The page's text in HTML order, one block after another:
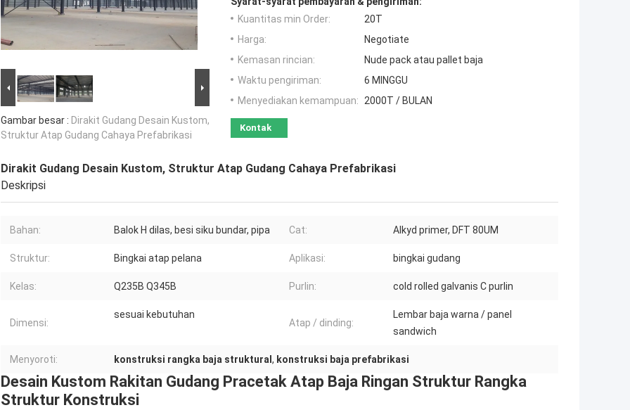
Gambar besar : Dirakit Gudang Desain Kustom,
Struktur Atap Gudang Cahaya Prefabrikasi
Kuantitas min Order:
20T
Harga:
Negotiate
Kemasan rincian:
Nude pack atau pallet baja
Waktu pengiriman:
6 MINGGU
Menyediakan kemampuan: 2000T / BULAN
Kontak
Dirakit Gudang Desain Kustom, Struktur Atap Gudang Cahaya Prefabrikasi
Deskripsi
Bahan: Balok H dilas, besi siku bundar, pipa Cat: Alkyd primer, DFT 80UM
Struktur: Bingkai atap pelana Aplikasi: bingkai gudang
Kelas: Q235B Q345B Purlin: cold rolled galvanis C purlin
Dimensi:
sesuai kebutuhan
Atap / dinding:
Lembar baja warna / panel
sandwich
Menyoroti: konstruksi rangka baja struktural , konstruksi baja prefabrikasi
Desain Kustom Rakitan Gudang Pracetak Atap Baja Ringan Struktur Rangka
Struktur Konstruksi